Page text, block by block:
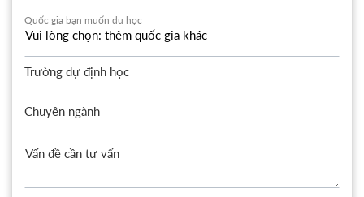
Quốc gia bạn muốn du học
Trường dự định học
Chuyên ngành